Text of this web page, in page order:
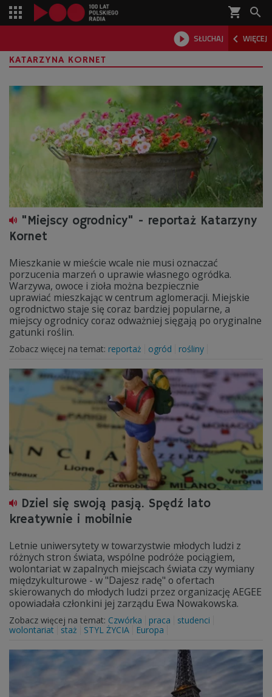
shopping_cart 
 SŁUCHAJ  WIĘCEJ

KATARZYNA KORNET
"Miejscy ogrodnicy" - reportaż Katarzyny
Kornet
Mieszkanie w mieście wcale nie musi oznaczać
porzucenia marzeń o uprawie własnego ogródka.
Warzywa, owoce i zioła można bezpiecznie
uprawiać mieszkając w centrum aglomeracji. Miejskie
ogrodnictwo staje się coraz bardziej popularne, a
miejscy ogrodnicy coraz odważniej sięgają po oryginalne
gatunki roślin.
Zobacz więcej na temat: reportaż ogród rośliny
Dziel się swoją pasją. Spędź lato
kreatywnie i mobilnie
Letnie uniwersytety w towarzystwie młodych ludzi z
różnych stron świata, wspólne podróże pociągiem,
wolontariat w zapalnych miejscach świata czy wymiany
międzykulturowe - w "Dajesz radę" o ofertach
skierowanych do młodych ludzi przez organizację AEGEE
opowiadała członkini jej zarządu Ewa Nowakowska.
Zobacz więcej na temat: Czwórka praca
studenci
wolontariat
staż STYL ŻYCIA Europa